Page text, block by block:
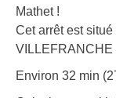
Mathet !
Cet arrêt est
VILLEFRANCHE
Environ 32 min